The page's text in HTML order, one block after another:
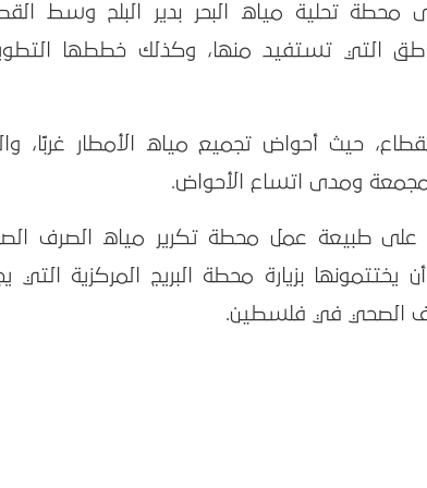
محطة تحلية مياه البحر بدير البلح وسط
التي تستفيد منها، وكذلك خططها
حيث أحواض تجميع مياه الأمطار غربًا،
ومدى اتساع الأحواض.
طبيعة عمل محطة تكرير مياه الصرف
بزيارة محطة البريج المركزية التي
الصحي في فلسطين.